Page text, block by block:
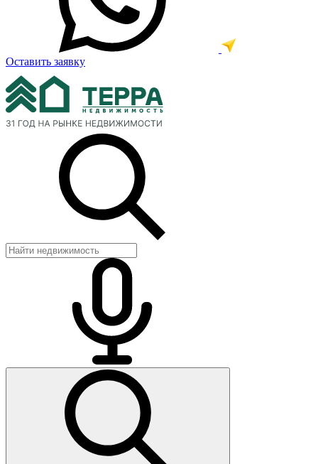
Оставить заявку